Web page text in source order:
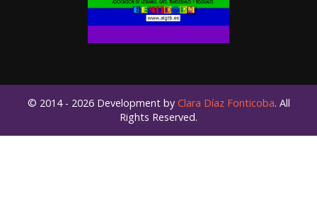
© 2014 - 2026 Development by Clara Díaz Fonticoba. All
Rights Reserved.